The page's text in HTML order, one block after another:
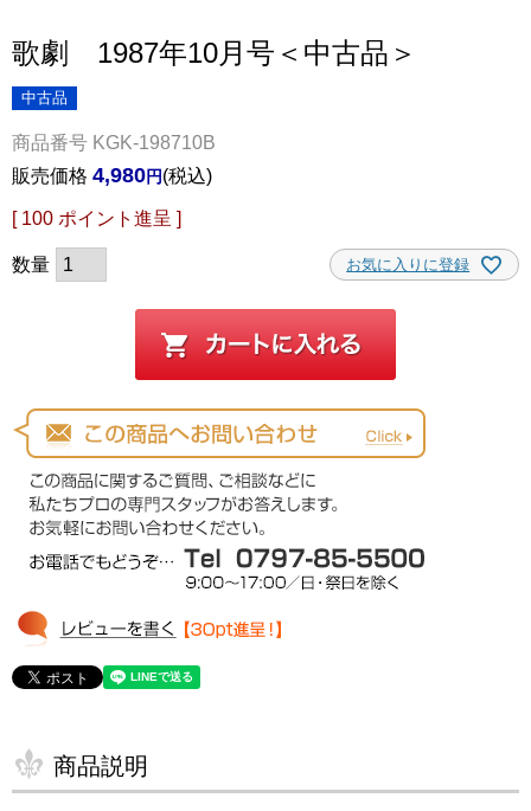
歌劇 1987年10月号＜中古品＞
中古品
商品番号 KGK-198710B
販売価格 4,980 税込
[ 100 ポイント進呈 ]
お気に入りに登録
商品説明